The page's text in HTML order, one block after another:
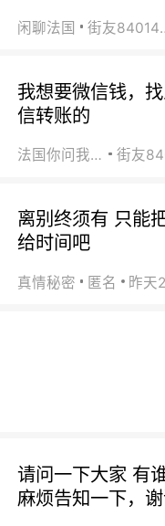
闲聊法国 街
我想要微信钱，
信转账的
法国你问我答
离别终须有 只能
给时间吧
真情秘密 匿名 昨天
请问一下大家 有
麻烦告知一下，